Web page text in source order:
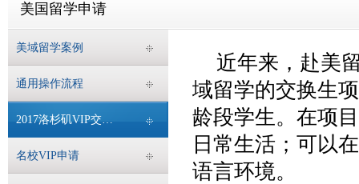
美国留学申请
美域留学案例
通用操作流程
2017洛杉矶VIP交换生项目
名校VIP申请
近年来，赴美
域留学的交换生
龄段学生。在项
日常生活；可以
语言环境。